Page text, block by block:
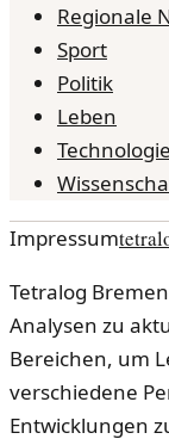
Regionale
Sport
Politik
Leben
Technologie
Impressum
Tetralog
Analysen zu
Bereichen, um
verschiedene
Entwicklungen